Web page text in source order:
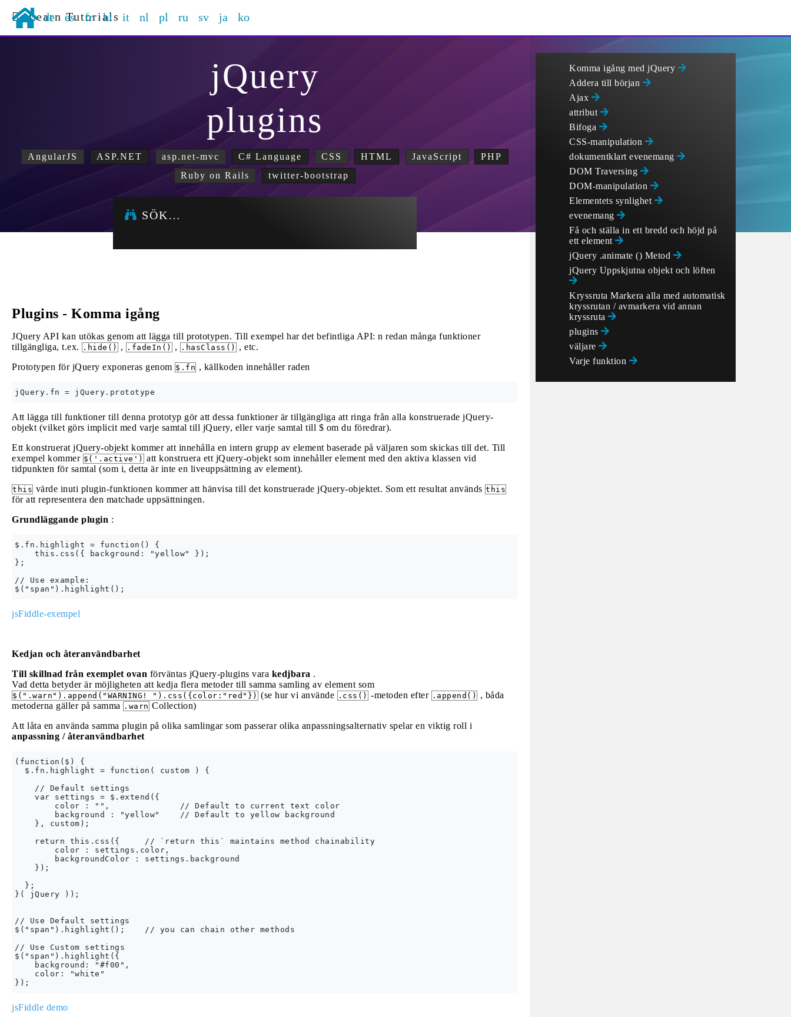
Learn Tutorials
de es fr hi it nl pl ru sv ja ko
jQuery
plugins
AngularJS ASP.NET asp.net-mvc C# Language CSS HTML JavaScript
PHP
Ruby on Rails
twitter-bootstrap
SÖK…
Plugins - Komma igång
JQuery API kan utökas genom att lägga till prototypen. Till exempel har det befintliga API: n redan många funktioner
tillgängliga, t.ex.
.hide() , .fadeIn() , .hasClass()
, etc.
Prototypen för jQuery exponeras genom $.fn , källkoden innehåller raden
Att lägga till funktioner till denna prototyp gör att dessa funktioner är tillgängliga att ringa från alla konstruerade jQuery-
objekt (vilket görs implicit med varje samtal till jQuery, eller varje samtal till $ om du föredrar).
Ett konstruerat jQuery-objekt kommer att innehålla en intern grupp av element baserade på väljaren som skickas till det. Till
exempel kommer $('.active') att konstruera ett jQuery-objekt som innehåller element med den aktiva klassen vid
tidpunkten för samtal (som i, detta är inte en liveuppsättning av element).
this värde inuti plugin-funktionen kommer att hänvisa till det konstruerade jQuery-objektet. Som ett resultat används this
för att representera den matchade uppsättningen.
Grundläggande plugin :
$.fn.highlight = function() {
    this.css({ background: "yellow" });
};
// Use example:
jsFiddle-exempel
Kedjan och återanvändbarhet
Till skillnad från exemplet ovan förväntas jQuery-plugins vara kedjbara .
Vad detta betyder är möjligheten att kedja flera metoder till samma samling av element som
$(".warn").append("WARNING! ").css({color:"red"}) (se hur vi använde .css() -metoden efter .append()
, båda
metoderna gäller på samma
.warn Collection)
Att låta en använda samma plugin på olika samlingar som passerar olika anpassningsalternativ spelar en viktig roll i
anpassning / återanvändbarhet
(function($) {
  $.fn.highlight = function( custom ) {
    // Default settings
    var settings = $.extend({
        color : "",              // Default to current text color
        background : "yellow"    // Default to yellow background
    }, custom);
    return this.css({     // `return this` maintains method chainability
        color : settings.color,
        backgroundColor : settings.background
    });
  };
}( jQuery ));
// Use Default settings
$("span").highlight();    // you can chain other methods
// Use Custom settings
$("span").highlight({
    background: "#f00",
    color: "white"
jsFiddle demo
Komma igång med jQuery
Addera till början
Ajax
attribut
Bifoga
CSS-manipulation
dokumentklart evenemang
DOM Traversing
DOM-manipulation
Elementets synlighet
evenemang
Få och ställa in ett bredd och höjd på
ett element
jQuery .animate () Metod
jQuery Uppskjutna objekt och löften
Kryssruta Markera alla med automatisk
kryssrutan / avmarkera vid annan
kryssruta
plugins
väljare
Varje funktion